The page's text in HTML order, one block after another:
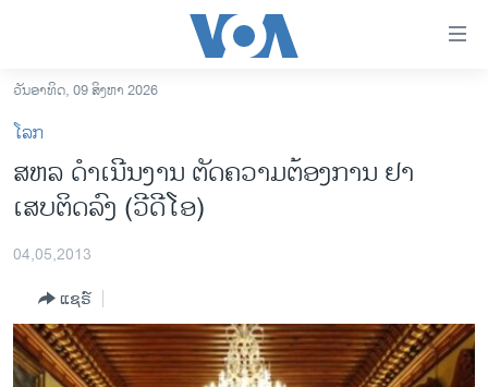
ເຂົ້າ
ຫາ
ຂ້າມ
ຂ້າມ
ຫາ
ອາເມຣິກາ
ຂ່າວ​ຈີນ
ໂລກ
ເອເຊຍ
ວັນອາທິດ, 09 ສິງຫາ 2026
ໂລກ
ສຫລ ດຳເນີນງານ ຕັດຄວາມຕ້ອງການ ຢາ
ເສບຕິດລົງ (ວີດີໂອ)
04,05,2013
ແຊຣ໌